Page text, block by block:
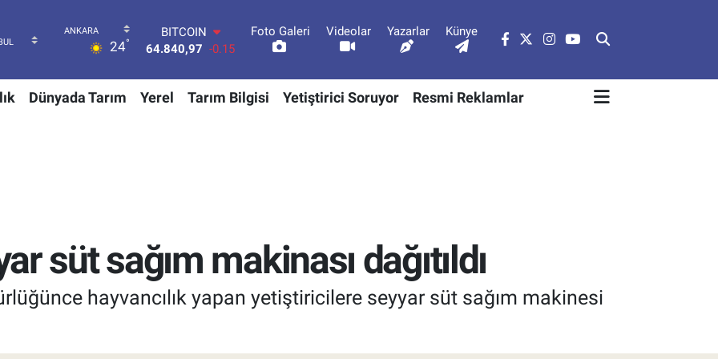
24°
DOLAR
47,7436
0.18
55,2510 0.32
STERLİN
Foto Galeri Videolar Yazarlar Künye
Dünyada Tarım Yerel Tarım Bilgisi Yetiştirici Soruyor Resmi Reklamlar
süt sağım makinası dağıtıldı
hayvancılık yapan yetiştiricilere seyyar süt sağım makinesi